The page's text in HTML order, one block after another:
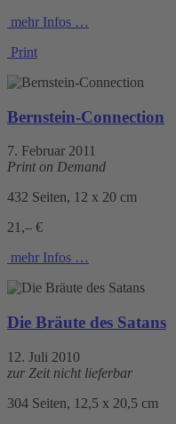
mehr Infos …
Print
Bernstein-Connection
7. Februar 2011
Print on Demand
432 Seiten, 12 x 20 cm
21,– €
mehr Infos …
Die Bräute des Satans
12. Juli 2010
zur Zeit nicht lieferbar
304 Seiten, 12,5 x 20,5 cm